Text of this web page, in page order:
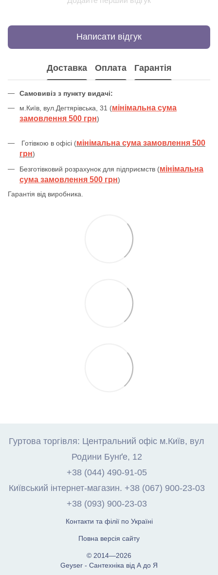
Написати відгук
Доставка Оплата Гарантія
Самовивіз з пункту видачі:
м.Київ, вул.Дегтярівська, 31 (мінімальна сума
замовлення 500 грн)
Готівкою в офісі (мінімальна сума замовлення 500
грн)
Безготівковий розрахунок для підприємств (мінімальна
сума замовлення 500 грн)
Гарантія від виробника.
Гуртова торгівля: Центральний офіс м.Київ, вул
Родини Бунґе, 12
+38 (044) 490-91-05
Київський інтернет-магазин. +38 (067) 900-23-03
+38 (093) 900-23-03
Контакти та філії по Україні
Повна версія сайту
© 2014—2026
Geyser - Сантехніка від А до Я